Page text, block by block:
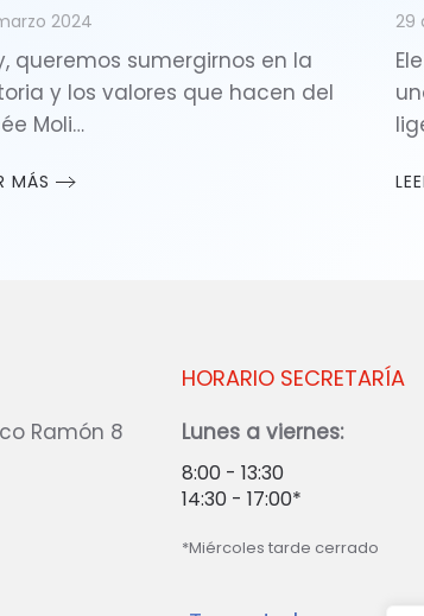
2024
queremos sumergirnos en la
y los valores que hacen del
Moli…
MÁS
29
Ramón 8
HORARIO SECRETARÍA
Lunes a viernes:
8:00 - 13:30
14:30 - 17:00*
*Miércoles tarde cerrado